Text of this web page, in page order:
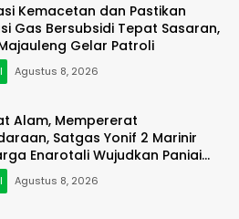
Kemacetan dan Pastikan
Gas Bersubsidi Tepat Sasaran,
Gelar Patroli
Agustus 8, 2026
Alam, Mempererat
Satgas Yonif 2 Marinir
Enarotali Wujudkan Paniai
Asri
Agustus 8, 2026